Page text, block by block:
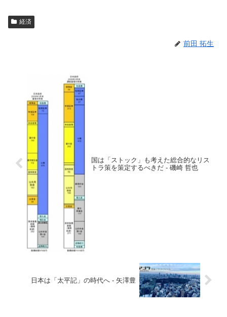
経済
前田 拓生
国は「ストック」も考えた総合的なリス
トラ策を策定するべきだ - 磯崎 哲也
日本は「太平記」の時代へ - 矢澤豊